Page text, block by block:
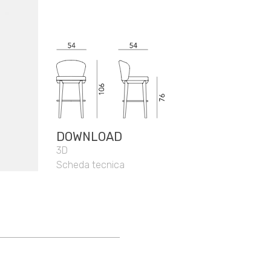
DOWNLOAD
3D
Scheda tecnica